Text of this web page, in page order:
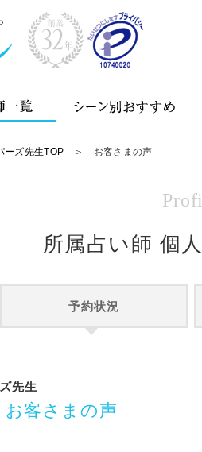
ーズ先生TOP ＞ お客さまの声
所属占い師 個
予約状況
先生
お客さまの声